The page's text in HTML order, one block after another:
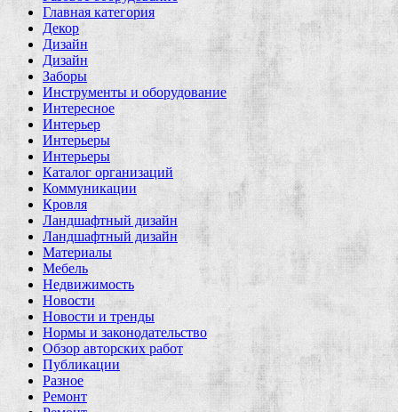
Главная категория
Декор
Дизайн
Дизайн
Заборы
Инструменты и оборудование
Интересное
Интерьер
Интерьеры
Интерьеры
Каталог организаций
Коммуникации
Кровля
Ландшафтный дизайн
Ландшафтный дизайн
Материалы
Мебель
Недвижимость
Новости
Новости и тренды
Нормы и законодательство
Обзор авторских работ
Публикации
Разное
Ремонт